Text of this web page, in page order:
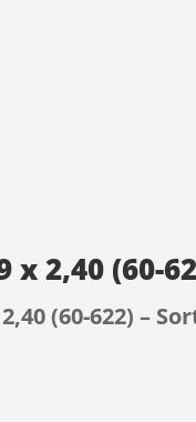
2,40 (60-
(60-622) –